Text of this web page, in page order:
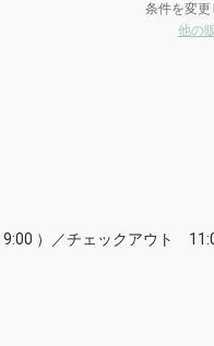
条件を変
他の
）／チェックアウト